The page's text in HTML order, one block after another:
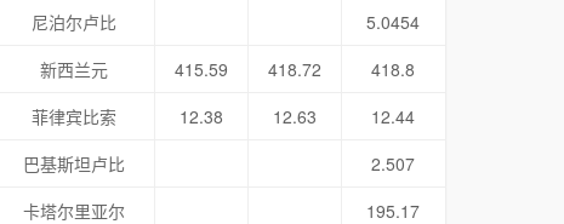
尼泊尔卢比
5.0454
新西兰元
415.59 418.72
418.8
菲律宾比索
12.38 12.63
12.44
巴基斯坦卢比
2.507
卡塔尔里亚尔
195.17